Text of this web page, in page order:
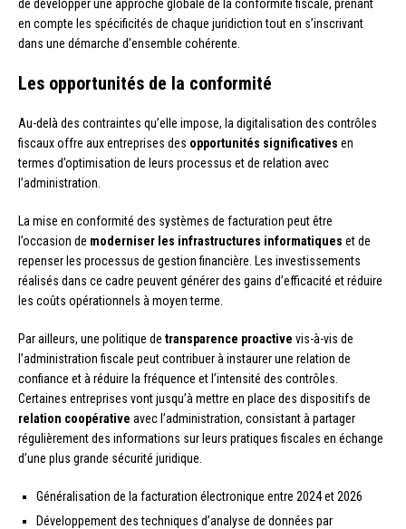
de développer une approche globale de la conformité fiscale, prenant
en compte les spécificités de chaque juridiction tout en s’inscrivant
dans une démarche d’ensemble cohérente.
Les opportunités de la conformité
Au-delà des contraintes qu’elle impose, la digitalisation des contrôles
fiscaux offre aux entreprises des opportunités significatives en
termes d’optimisation de leurs processus et de relation avec
l’administration.
La mise en conformité des systèmes de facturation peut être
l’occasion de moderniser les infrastructures informatiques et de
repenser les processus de gestion financière. Les investissements
réalisés dans ce cadre peuvent générer des gains d’efficacité et réduire
les coûts opérationnels à moyen terme.
Par ailleurs, une politique de transparence proactive vis-à-vis de
l’administration fiscale peut contribuer à instaurer une relation de
confiance et à réduire la fréquence et l’intensité des contrôles.
Certaines entreprises vont jusqu’à mettre en place des dispositifs de
relation coopérative avec l’administration, consistant à partager
régulièrement des informations sur leurs pratiques fiscales en échange
d’une plus grande sécurité juridique.
Généralisation de la facturation électronique entre 2024 et 2026
Développement des techniques d’analyse de données par